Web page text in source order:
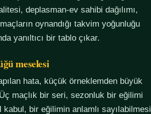
deplasman-ev sahibi dağılımı,
oynandığı takvim yoğunluğu
yanıltıcı bir tablo çıkar.
meselesi
hata, küçük örneklemden büyük
maçlık bir seri, sezonluk bir eğilimi
bir eğilimin anlamlı sayılabilmesi